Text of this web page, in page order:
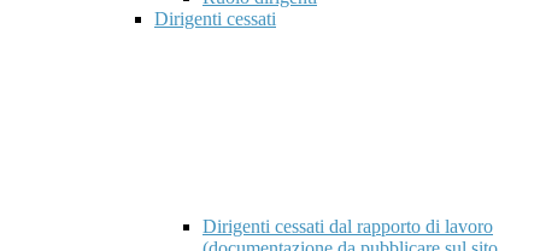
Dirigenti cessati
Dirigenti cessati dal rapporto di lavoro